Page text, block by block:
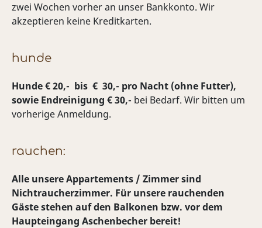
zwei Wochen vorher an unser Bankkonto. Wir
akzeptieren keine Kreditkarten.
hunde
Hunde€ 20,- bis € 30,- pro Nacht (ohne Futter),
sowie Endreinigung € 30,- bei Bedarf. Wir bitten um
vorherige Anmeldung.
rauchen:
Alle unsere Appartements / Zimmer sind
Nichtraucherzimmer. Für unsere rauchenden
Gäste stehen auf den Balkonen bzw. vor dem
Haupteingang Aschenbecher bereit!